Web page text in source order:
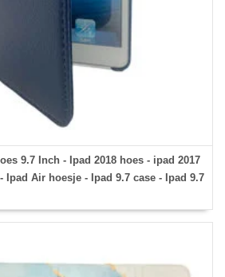
9.7 Inch - Ipad 2018 hoes - ipad 2017
Ipad Air hoesje - Ipad 9.7 case - Ipad 9.7
- Ipad hoes 2017/2018 - Donker
draaibare bescherming voor Ipad